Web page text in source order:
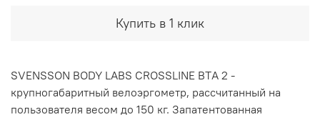
Купить в 1 клик
SVENSSON BODY LABS CROSSLINE BТA 2 -
крупногабаритный велоэргометр, рассчитанный на
пользователя весом до 150 кг. Запатентованная